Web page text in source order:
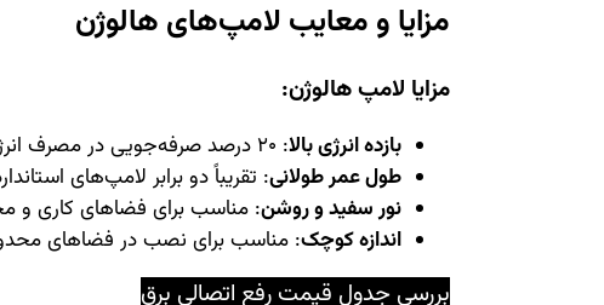
مزایا و معایب لامپ‌های هالوژن
مزایا لامپ هالوژن:
بازده انرژی بالا: 20 درصد صرفه‌جویی در مصرف انرژی نسبت به لامپ‌های رشته‌ای.
طول عمر طولانی: تقریباً دو برابر لامپ‌های
نور سفید و روشن: مناسب برای فضاهای کاری و
اندازه کوچک: مناسب برای نصب در فضاهای
بررسی جدول قیمت رفع اتصالی برق